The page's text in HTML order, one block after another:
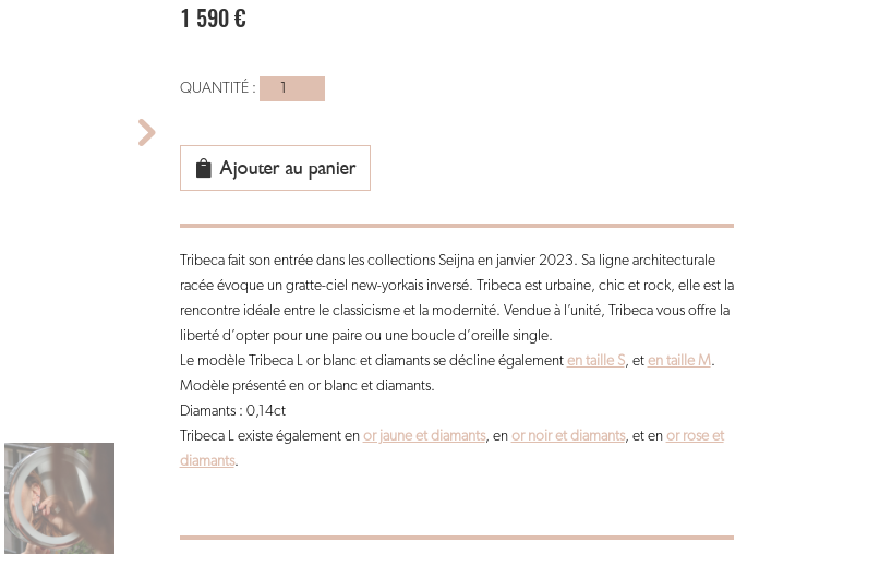
1 590€
quantité
d’oreille
Tribeca
Ajouter au panier
Tribeca fait son entrée dans les collections Seijna en janvier 2023. Sa ligne architecturale
racée évoque un gratte-ciel new-yorkais inversé. Tribeca est urbaine, chic et rock, elle est la
rencontre idéale entre le classicisme et la modernité. Vendue à l’unité, Tribeca vous offre la
liberté d’opter pour une paire ou une boucle d’oreille single.
Le modèle Tribeca L or blanc et diamants se décline également en taille S, et en taille M.
Modèle présenté en or blanc et diamants.
Diamants : 0,14ct
Tribeca L existe également en or jaune et diamants, en or noir et diamants, et en or rose et
diamants.